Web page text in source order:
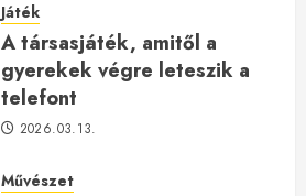
Játék
A társasjáték, amitől a
gyerekek végre leteszik a
telefont
2026.03.13.
Művészet